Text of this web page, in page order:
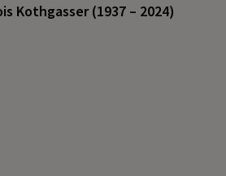
Kothgasser (1937 – 2024)